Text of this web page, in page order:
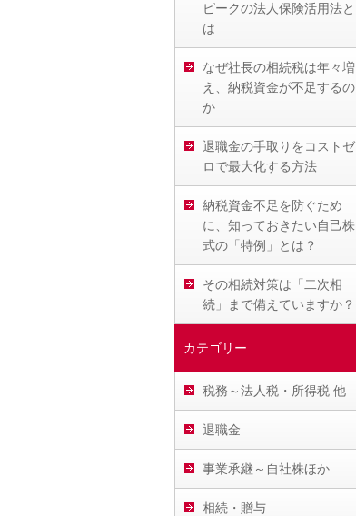
ピークの法人保険活用法と
は
なぜ社長の相続税は年々増
え、納税資金が不足するの
か
退職金の手取りをコストゼ
ロで最大化する方法
納税資金不足を防ぐため
に、知っておきたい自己株
式の「特例」とは？
その相続対策は「二次相
続」まで備えていますか？
カテゴリー
税務～法人税・所得税 他
退職金
事業承継～自社株ほか
相続・贈与